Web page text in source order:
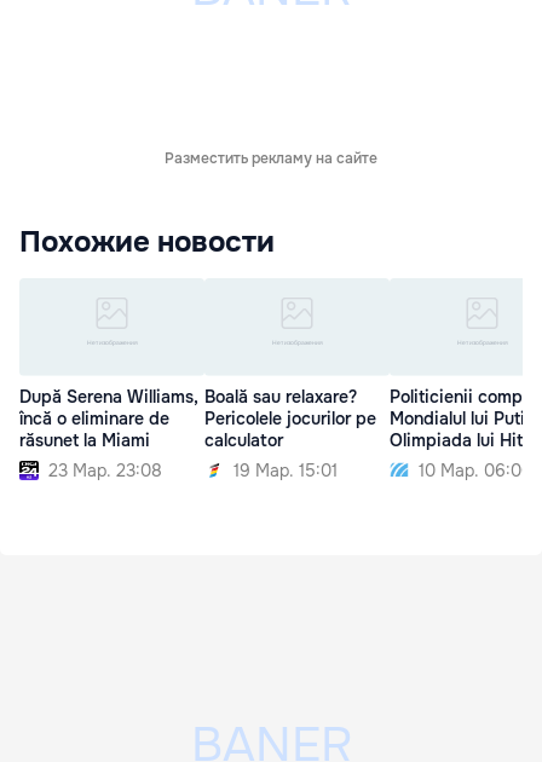
Разместить рекламу на сайте
Похожие новости
După Serena Williams,
încă o eliminare de
răsunet la Miami
23 Мар. 23:08
Boală sau relaxare?
Pericolele jocurilor pe
calculator
19 Мар. 15:01
Politicienii
Mondialul lui Putin
Olimpiada lui Hitler
10 Мар. 06:00